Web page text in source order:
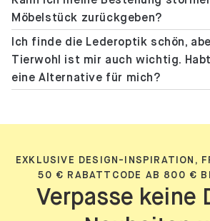
Gibt es einen Aufbauservice und
kostet er?
Wie sende ich einen Artikel zurück?
Kann ich meine Bestellung
eine Alternative für mich?